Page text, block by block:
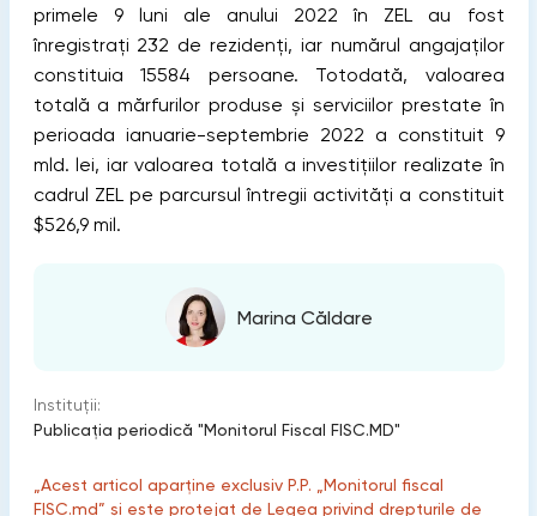
primele 9 luni ale anului 2022 în ZEL au fost
înregistrați 232 de rezidenți, iar numărul angajaților
constituia 15584 persoane. Totodată, valoarea
totală a mărfurilor produse și serviciilor prestate în
perioada ianuarie-septembrie 2022 a constituit 9
mld. lei, iar valoarea totală a investițiilor realizate în
cadrul ZEL pe parcursul întregii activități a constituit
$526,9 mil.
Marina Căldare
Instituții:
Publicaţia periodică "Monitorul Fiscal FISC.MD"
„Acest articol aparține exclusiv P.P. „Monitorul fiscal
FISC.md” și este protejat de Legea privind drepturile de